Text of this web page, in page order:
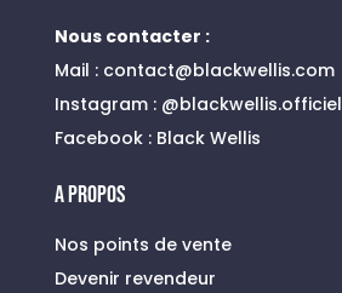
Nous contacter :
Mail : contact@blackwellis.com
Instagram :@blackwellis.officiel
Facebook : Black Wellis
A PROPOS
Nos points de vente
Devenir revendeur